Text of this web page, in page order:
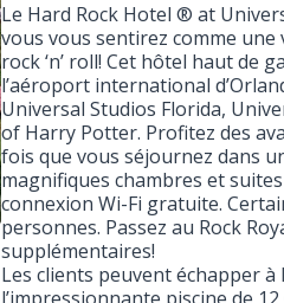
Le Hard Rock Hotel ® at
vous vous sentirez comme
rock ‘n’ roll! Cet hôtel haut de
l’aéroport international
Universal Studios Florida,
of Harry Potter. Profitez des
fois que vous séjournez dans
magnifiques chambres et
connexion Wi-Fi gratuite.
personnes. Passez au Rock
supplémentaires!
Les clients peuvent échapper